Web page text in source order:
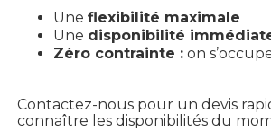
Une flexibilité maximale
Une disponibilité
Zéro contrainte : on
Contactez-nous pour un devis
connaître les disponibilités du